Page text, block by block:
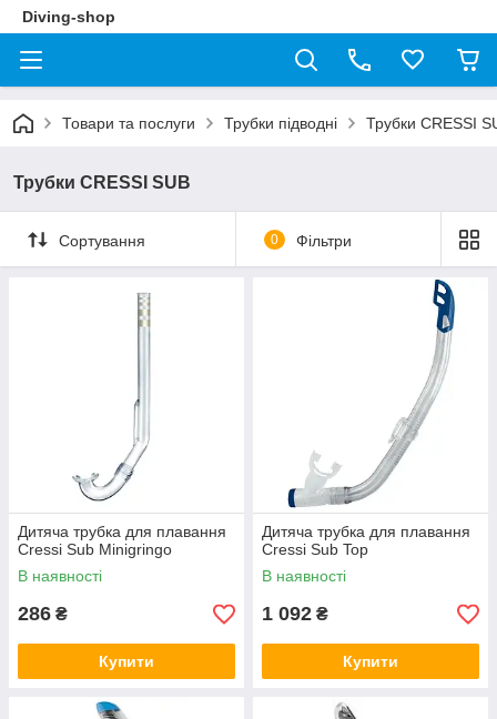
Diving-shop
Товари та послуги Трубки підводні Трубки CRESSI
Трубки CRESSI SUB
Сортування 0 Фільтри
Дитяча трубка для плавання
Cressi Sub Minigringo
В наявності
286 ₴
Купити
Дитяча трубка для плавання
Cressi Sub Top
В наявності
1 092 ₴
Купити